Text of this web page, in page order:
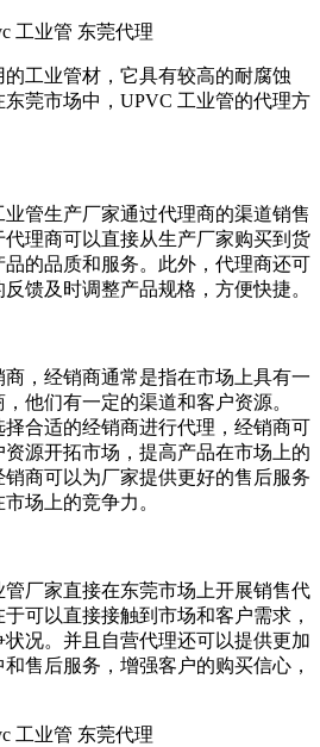
工业管材，它具有较高的耐腐蚀
莞市场中，UPVC 工业管的代理方
管生产厂家通过代理商的渠道销售
理商可以直接从生产厂家购买到货
的品质和服务。此外，代理商还可
馈及时调整产品规格，方便快捷。
，经销商通常是指在市场上具有一
他们有一定的渠道和客户资源。
合适的经销商进行代理，经销商可
源开拓市场，提高产品在市场上的
商可以为厂家提供更好的售后服务
场上的竞争力。
厂家直接在东莞市场上开展销售代
可以直接接触到市场和客户需求，
况。并且自营代理还可以提供更加
售后服务，增强客户的购买信心，